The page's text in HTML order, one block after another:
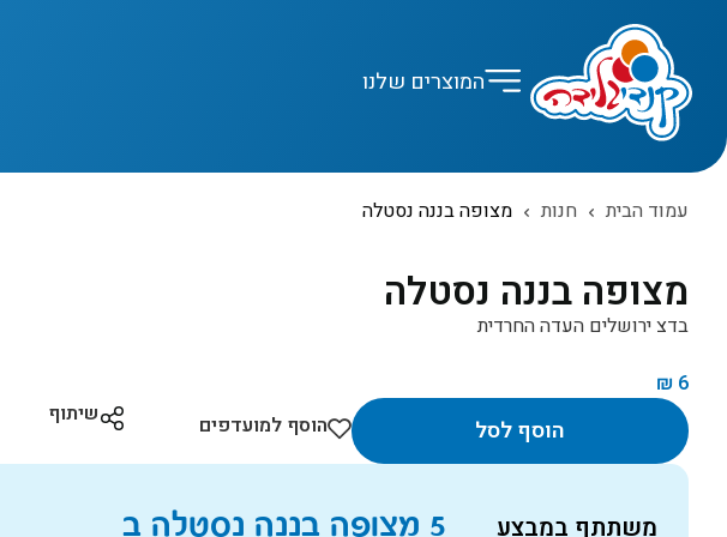
המוצרים שלנו
עמוד הבית חנות מצופה בננה נסטלה
מצופה בננה נסטלה
בדצ ירושלים העדה החרדית
₪ 6
הוסף לסל הוסף למועדפים שיתוף
משתתף במבצע 5 מצופה בננה נסטלה ב